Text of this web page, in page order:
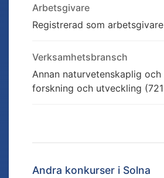
Arbetsgivare
Registrerad som arbetsgivare
Verksamhetsbransch
Annan naturvetenskaplig
forskning och utveckling
Andra konkurser i Solna